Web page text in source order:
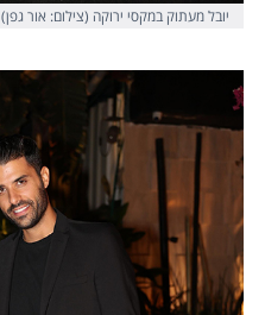
יובל מעתוק במקסי ירוקה (צילום: אור גפן)